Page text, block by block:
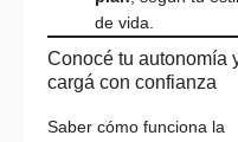
de vida.
Conocé tu autonomía
cargá con confianza
Saber cómo funciona la